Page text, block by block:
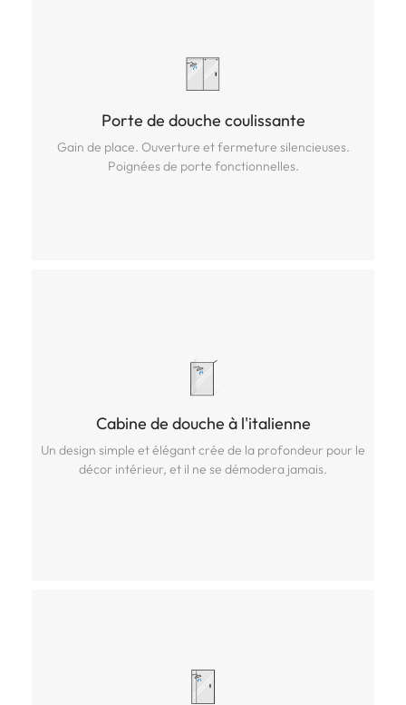
Porte de douche coulissante
Gain de place. Ouverture et fermeture silencieuses.
Poignées de porte fonctionnelles.
Porte de douche coulissante
Gain de place. Ouverture et fermeture silencieuses.
Poignées de porte fonctionnelles.
Cabine de douche à l'italienne
Un design simple et élégant crée de la profondeur pour le
décor intérieur, et il ne se démodera jamais.
Cabine de douche à l'italienne
Un design simple et élégant crée de la profondeur pour le
décor intérieur, et il ne se démodera jamais.